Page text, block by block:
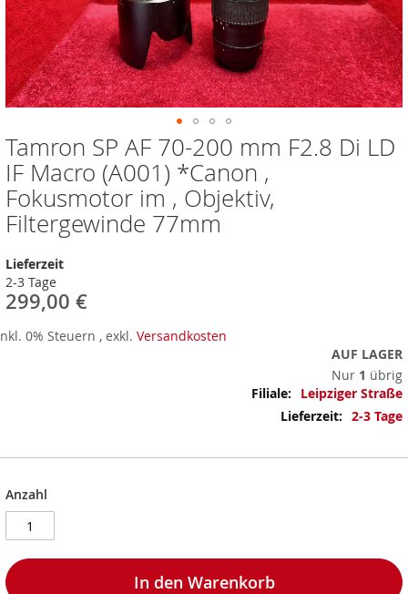
Tamron SP AF 70-200 mm F2.8 Di LD
IF Macro (A001) *Canon ,
Fokusmotor im , Objektiv,
Filtergewinde 77mm
Lieferzeit
2-3 Tage
299,00 €
0% Steuern , exkl. Versandkosten
AUF LAGER
Nur 1 übrig
Mehr
Informationen
Leipziger Straße
2-3 Tage
Anzahl
In den Warenkorb
Zum
Anfang
der
Bildergalerie
springen